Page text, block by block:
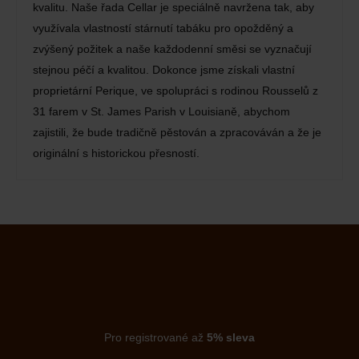
kvalitu. Naše řada Cellar je speciálně navržena tak, aby
využívala vlastností stárnutí tabáku pro opožděný a
zvýšený požitek a naše každodenní směsi se vyznačují
stejnou péčí a kvalitou. Dokonce jsme získali vlastní
proprietární Perique, ve spolupráci s rodinou Rousselů z
31 farem v St. James Parish v Louisianě, abychom
zajistili, že bude tradičně pěstován a zpracováván a že je
originální s historickou přesností.
Pro registrované až 5% sleva